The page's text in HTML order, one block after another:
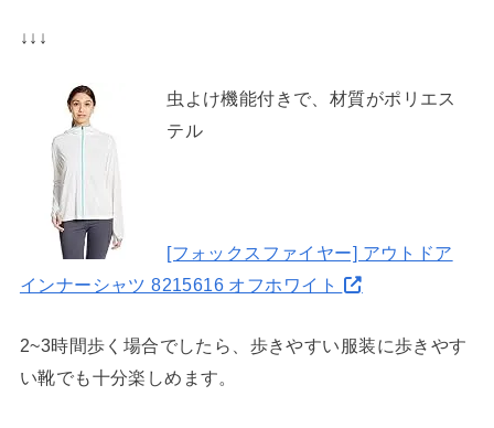
↓↓↓
虫よけ機能付きで、材質がポリエス
テル
[フォックスファイヤー] アウトドア
インナーシャツ 8215616 オフホワイト
2~3時間歩く場合でしたら、歩きやすい服装に歩きやす
い靴でも十分楽しめます。